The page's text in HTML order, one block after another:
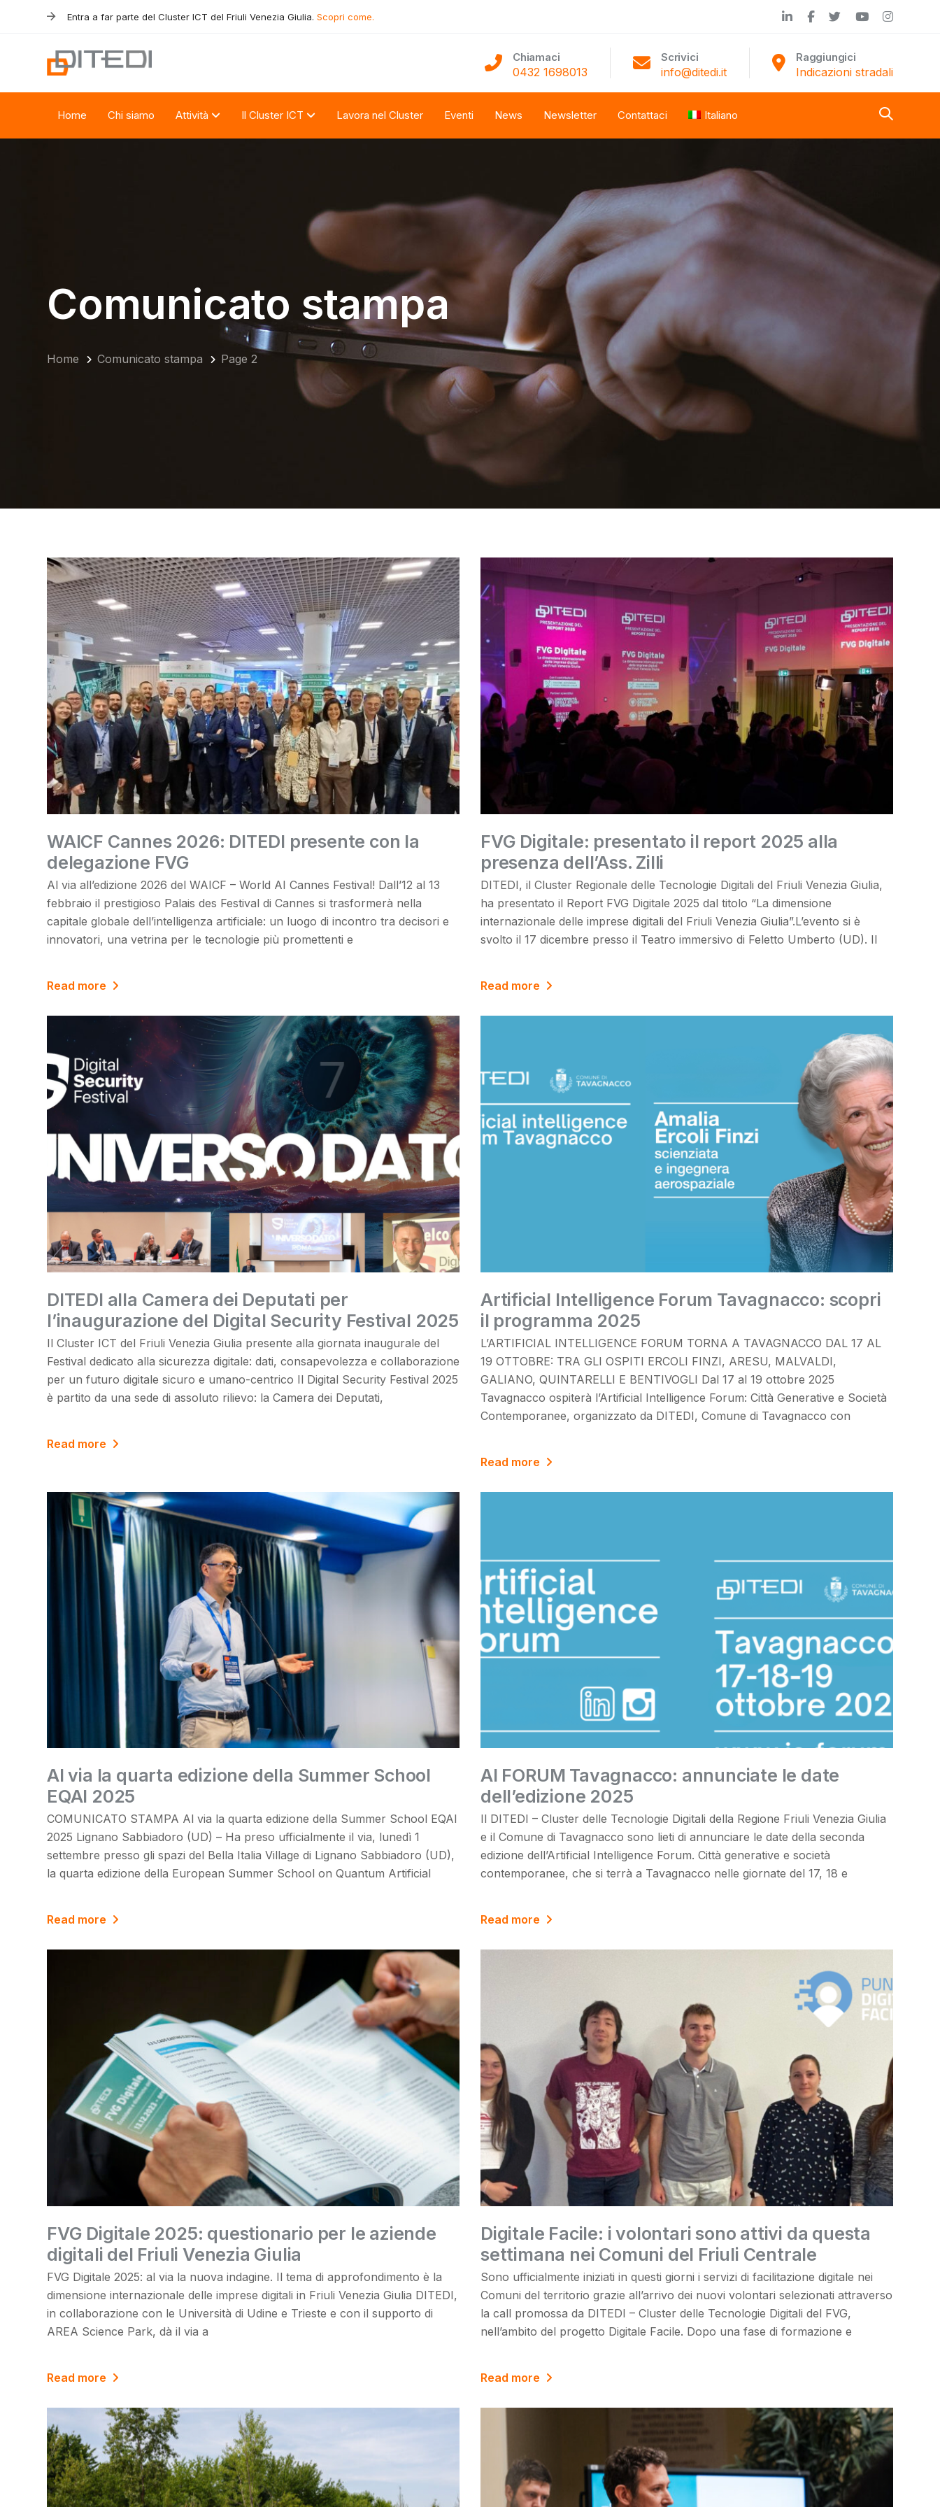
navigation
Entra a far parte del Cluster ICT del Friuli Venezia Giulia. Scopri come.
Chiamaci
0432 1698013
Scrivici
info@ditedi.it
Raggiungici
Indicazioni stradali
Home Chi siamo Attività Il Cluster ICT Lavora nel Cluster Eventi News Newsletter Contattaci Italiano
Comunicato stampa
Home Comunicato stampa Page 2
WAICF Cannes 2026: DITEDI presente con la
delegazione FVG
Al via all’edizione 2026 del WAICF – World AI Cannes Festival! Dall’12 al 13
febbraio il prestigioso Palais des Festival di Cannes si trasformerà nella
capitale globale dell’intelligenza artificiale: un luogo di incontro tra decisori e
innovatori, una vetrina per le tecnologie più promettenti e
Read more
FVG Digitale: presentato il report 2025 alla
presenza dell’Ass. Zilli
DITEDI, il Cluster Regionale delle Tecnologie Digitali del Friuli Venezia Giulia,
ha presentato il Report FVG Digitale 2025 dal titolo “La dimensione
internazionale delle imprese digitali del Friuli Venezia Giulia”.L’evento si è
svolto il 17 dicembre presso il Teatro immersivo di Feletto Umberto (UD). Il
Read more
DITEDI alla Camera dei Deputati per
l’inaugurazione del Digital Security Festival 2025
Il Cluster ICT del Friuli Venezia Giulia presente alla giornata inaugurale del
Festival dedicato alla sicurezza digitale: dati, consapevolezza e collaborazione
per un futuro digitale sicuro e umano-centrico Il Digital Security Festival 2025
è partito da una sede di assoluto rilievo: la Camera dei Deputati,
Read more
Artificial Intelligence Forum Tavagnacco: scopri
il programma 2025
L’ARTIFICIAL INTELLIGENCE FORUM TORNA A TAVAGNACCO DAL 17 AL
19 OTTOBRE: TRA GLI OSPITI ERCOLI FINZI, ARESU, MALVALDI,
GALIANO, QUINTARELLI E BENTIVOGLI Dal 17 al 19 ottobre 2025
Tavagnacco ospiterà l’Artificial Intelligence Forum: Città Generative e Società
Contemporanee, organizzato da DITEDI, Comune di Tavagnacco con
Read more
Al via la quarta edizione della Summer School
EQAI 2025
COMUNICATO STAMPA Al via la quarta edizione della Summer School EQAI
2025 Lignano Sabbiadoro (UD) – Ha preso ufficialmente il via, lunedì 1
settembre presso gli spazi del Bella Italia Village di Lignano Sabbiadoro (UD),
la quarta edizione della European Summer School on Quantum Artificial
Read more
AI FORUM Tavagnacco: annunciate le date
dell’edizione 2025
Il DITEDI – Cluster delle Tecnologie Digitali della Regione Friuli Venezia Giulia
e il Comune di Tavagnacco sono lieti di annunciare le date della seconda
edizione dell’Artificial Intelligence Forum. Città generative e società
contemporanee, che si terrà a Tavagnacco nelle giornate del 17, 18 e
Read more
FVG Digitale 2025: questionario per le aziende
digitali del Friuli Venezia Giulia
FVG Digitale 2025: al via la nuova indagine. Il tema di approfondimento è la
dimensione internazionale delle imprese digitali in Friuli Venezia Giulia DITEDI,
in collaborazione con le Università di Udine e Trieste e con il supporto di
AREA Science Park, dà il via a
Read more
Digitale Facile: i volontari sono attivi da questa
settimana nei Comuni del Friuli Centrale
Sono ufficialmente iniziati in questi giorni i servizi di facilitazione digitale nei
Comuni del territorio grazie all’arrivo dei nuovi volontari selezionati attraverso
la call promossa da DITEDI – Cluster delle Tecnologie Digitali del FVG,
nell’ambito del progetto Digitale Facile. Dopo una fase di formazione e
Read more